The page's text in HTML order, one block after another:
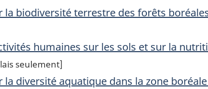
biodiversité terrestre des forêts
humaines sur les sols et sur la
seulement]
diversité aquatique dans la zone